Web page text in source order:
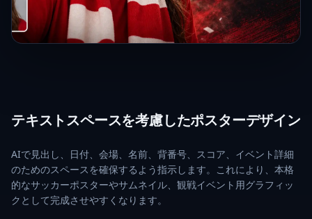
テキストスペースを考慮したポスターデザイン
AIで見出し、日付、会場、名前、背番号、スコア、イベント詳細
のためのスペースを確保するよう指示します。これにより、本格
的なサッカーポスターやサムネイル、観戦イベント用グラフィッ
クとして完成させやすくなります。